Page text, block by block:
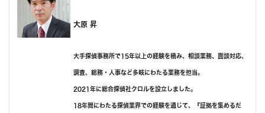
大原 昇
大手探偵事務所で15年以上の経験を積み、相談業務、面談対応、
調査、総務・人事など多岐にわたる業務を担当。
2021年に総合探偵社クロルを設立しました。
18年間にわたる探偵業界での経験を通じて、『証拠を集めるだ